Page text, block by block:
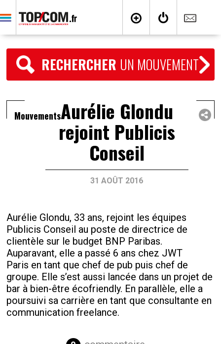
RECHERCHER UN MOUVEMENT
MouvementsAurélie Glondu
rejoint Publicis
Conseil
31 AOÛT 2016
Aurélie Glondu, 33 ans, rejoint les équipes
Publicis Conseil au poste de directrice de
clientèle sur le budget BNP Paribas.
Auparavant, elle a passé 6 ans chez JWT
Paris en tant que chef de pub puis chef de
groupe. Elle s’est aussi lancée dans un projet de
bar à bien-être écofriendly. En parallèle, elle a
poursuivi sa carrière en tant que consultante en
communication freelance.